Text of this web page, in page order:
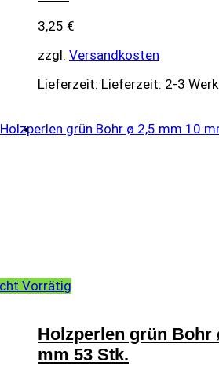
3,25 €
zzgl. Versandkosten
Lieferzeit: Lieferzeit: 2-3
Vorrätig
Holzperlen grün Bohr
mm 53 Stk.